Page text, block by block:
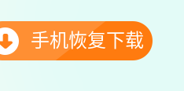
手机恢复下载